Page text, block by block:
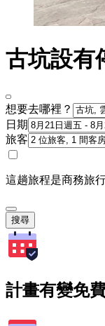
古坑設有
想要去哪裡？
日期
旅客
這趟旅程是商務旅
搜尋
計畫有變免